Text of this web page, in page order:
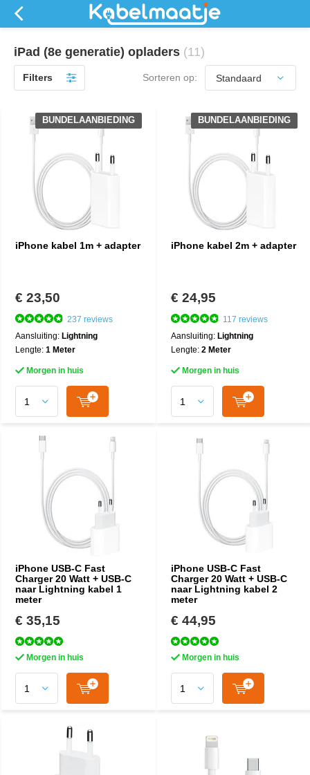
iPad (8e generatie) opladers (11)
Filters Sorteren op:
iPhone kabel 1m + adapter
BUNDELAANBIEDING
€ 23,50
237 reviews
Aansluiting: Lightning
Lengte: 1 Meter
Morgen in huis
iPhone kabel 2m + adapter
BUNDELAANBIEDING
€ 24,95
117 reviews
Aansluiting: Lightning
Lengte: 2 Meter
Morgen in huis
iPhone USB-C Fast
Charger 20 Watt + USB-C
naar Lightning kabel 1
meter
€ 35,15
Morgen in huis
iPhone USB-C Fast
Charger 20 Watt + USB-C
naar Lightning kabel 2
meter
€ 44,95
Morgen in huis